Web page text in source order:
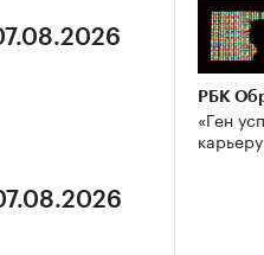
РБК
«Ген